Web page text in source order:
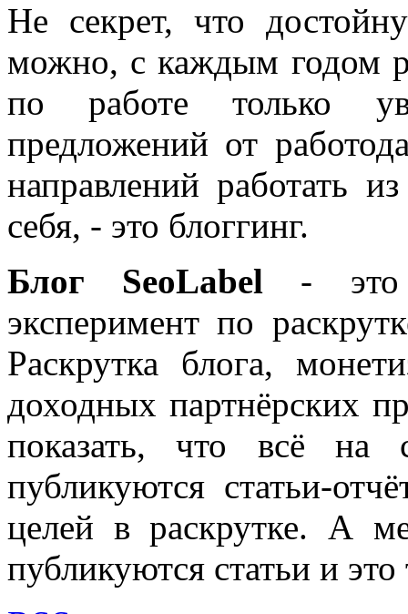
Не секрет, что
можно, с каждым годом
по работе только
предложений от
направлений работать
себя, - это блоггинг.
Блог SeoLabel - это
эксперимент по
Раскрутка блога,
доходных партнёрских
показать, что всё на
публикуются статьи-
целей в раскрутке. А
публикуются статьи и